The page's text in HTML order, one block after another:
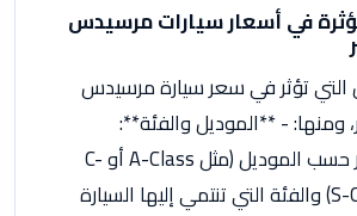
في أسعار سيارات مرسيدس
التي تؤثر في سعر سيارة مرسيدس
ومنها: - **الموديل والفئة**:
تختلف الأسعار حسب الموديل (مثل A-Class أو C-
Class أو S-Class) والفئة التي تنتمي إليها السيارة